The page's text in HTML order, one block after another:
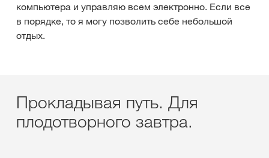
компьютера и управляю всем электронно. Если все
в порядке, то я могу позволить себе небольшой
отдых.
Прокладывая путь. Для
плодотворного завтра.